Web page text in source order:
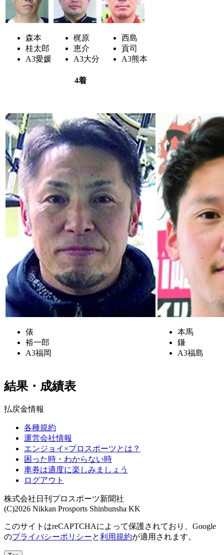
森本
桂太郎
A3愛媛
梶原
恵介
A3大分
西島
貢司
A3熊本
4着
俵
裕一郎
A3福岡
本馬
鎌
A3福島
結果・成績表
払戻金情報
各種規約
運営会社情報
エンジョイ×プロスポーツとは？
困った時・わからない時
車券は適度に楽しみましょう
ログアウト
株式会社日刊プロスポーツ新聞社
(C)2026 Nikkan Prosports Shinbunsha KK
このサイトはreCAPTCHAによって保護されており、Google
のプライバシーポリシーと利用規約が適用されます。